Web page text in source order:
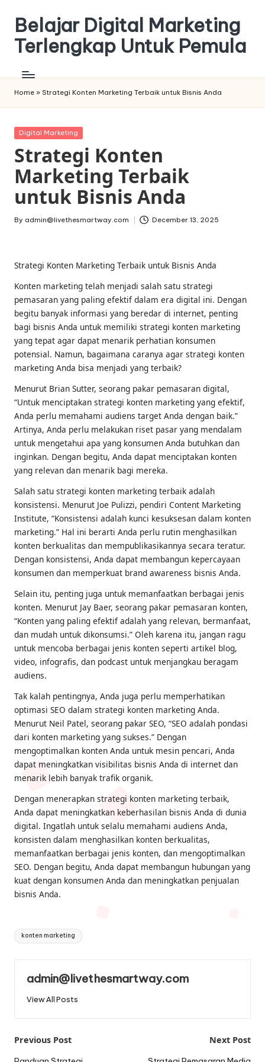
content
Belajar Digital Marketing
Terlengkap Untuk Pemula
Home » Strategi Konten Marketing Terbaik untuk Bisnis Anda
Posted
Digital Marketing
Strategi Konten
Marketing Terbaik
untuk Bisnis Anda
Posted
By admin@livethesmartway.com December 13, 2025
Strategi Konten Marketing Terbaik untuk Bisnis Anda
Konten marketing telah menjadi salah satu strategi
pemasaran yang paling efektif dalam era digital ini. Dengan
begitu banyak informasi yang beredar di internet, penting
bagi bisnis Anda untuk memiliki strategi konten marketing
yang tepat agar dapat menarik perhatian konsumen
potensial. Namun, bagaimana caranya agar strategi konten
marketing Anda bisa menjadi yang terbaik?
Menurut Brian Sutter, seorang pakar pemasaran digital,
“Untuk menciptakan strategi konten marketing yang efektif,
Anda perlu memahami audiens target Anda dengan baik.”
Artinya, Anda perlu melakukan riset pasar yang mendalam
untuk mengetahui apa yang konsumen Anda butuhkan dan
inginkan. Dengan begitu, Anda dapat menciptakan konten
yang relevan dan menarik bagi mereka.
Salah satu strategi konten marketing terbaik adalah
konsistensi. Menurut Joe Pulizzi, pendiri Content Marketing
Institute, “Konsistensi adalah kunci kesuksesan dalam konten
marketing.” Hal ini berarti Anda perlu rutin menghasilkan
konten berkualitas dan mempublikasikannya secara teratur.
Dengan konsistensi, Anda dapat membangun kepercayaan
konsumen dan memperkuat brand awareness bisnis Anda.
Selain itu, penting juga untuk memanfaatkan berbagai jenis
konten. Menurut Jay Baer, seorang pakar pemasaran konten,
“Konten yang paling efektif adalah yang relevan, bermanfaat,
dan mudah untuk dikonsumsi.” Oleh karena itu, jangan ragu
untuk mencoba berbagai jenis konten seperti artikel blog,
video, infografis, dan podcast untuk menjangkau beragam
audiens.
Tak kalah pentingnya, Anda juga perlu memperhatikan
optimasi SEO dalam strategi konten marketing Anda.
Menurut Neil Patel, seorang pakar SEO, “SEO adalah pondasi
dari konten marketing yang sukses.” Dengan
mengoptimalkan konten Anda untuk mesin pencari, Anda
dapat meningkatkan visibilitas bisnis Anda di internet dan
menarik lebih banyak trafik organik.
Dengan menerapkan strategi konten marketing terbaik,
Anda dapat meningkatkan keberhasilan bisnis Anda di dunia
digital. Ingatlah untuk selalu memahami audiens Anda,
konsisten dalam menghasilkan konten berkualitas,
memanfaatkan berbagai jenis konten, dan mengoptimalkan
SEO. Dengan begitu, Anda dapat membangun hubungan yang
kuat dengan konsumen Anda dan meningkatkan penjualan
bisnis Anda.
Tags:
konten marketing
admin@livethesmartway.com
View All Posts
Post
Previous Post Next Post